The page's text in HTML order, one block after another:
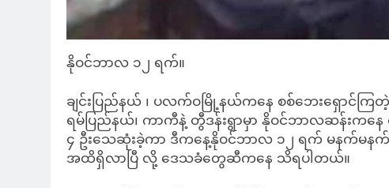
နိုဝင်ဘာလ ၁၂ ရက်။
ချင်းပြည်နယ် ၊ ပလက်ဝမြို့နယ်ကနေ စစ်ဘေးရှောင်ကြတဲ့
ရမ်ပြည်နယ်၊ ကာကီနဲ့ တွီဒန်းရွာမှာ နိုဝင်ဘာလဆန်းကနေ ဝ
၄ ဦးသေဆုံးခဲ့ကာ ဒီကနေ့နိုဝင်ဘာလ ၁၂ ရက် မနက်မန
အထိရှိလာပြီ လို့ ဒေသခံတွေဆီကနေ သိရပါတယ်။